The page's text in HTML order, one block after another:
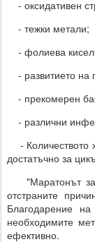
- оксидативен
- тежки метали;
- фолиева
- развитието на
- прекомерен
- различни
- Количеството
достатъчно за
"Маратонът за
отстраните
Благодарение
необходимите
ефективно.